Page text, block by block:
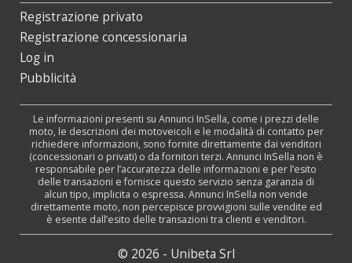
Registrazione privato
Registrazione concessionaria
Log in
Pubblicità
Le informazioni presenti su Annunci InSella, come i prezzi delle
moto, le descrizioni dei motoveicoli e le modalità di contatto per
richiedere informazioni, sono fornite direttamente dai venditori
(concessionari o privati) o da fornitori terzi. Annunci InSella non è
responsabile per l’accuratezza delle informazioni e per l’esito
delle transazioni e fornisce questo servizio senza garanzia di
alcun tipo, implicita o espressa. Annunci InSella non vende
direttamente moto, non percepisce provvigioni sulle vendite ed
è esente dall’esito delle transazioni tra clienti e venditori.
© 2026 - Unibeta Srl